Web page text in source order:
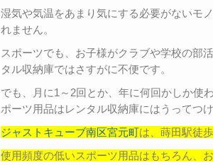
湿気や気温をあまり気にする必要がないモ
れません。
スポーツでも、お子様がクラブや学校の部
タル収納庫ではさすがに不便です。
でも、月に1～2回とか、年に何回かしか使
ポーツ用品はレンタル収納庫にはうってつけ
ジャストキューブ南区宮元町は、蒔田駅徒
使用頻度の低いスポーツ用品はもちろん、